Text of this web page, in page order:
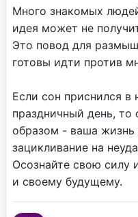
Много знакомых
идея может не
Это повод для
готовы идти против
Если сон приснился в
праздничный день, то
образом - ваша жизнь
зацикливание на
Осознайте свою силу
и своему будущему.